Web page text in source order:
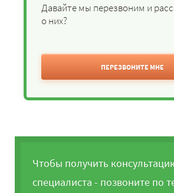
Давайте мы перезвоним и
о них?
ПЕРЕЗВОНИТЕ МНЕ
Чтобы получить
специалиста - позвоните по